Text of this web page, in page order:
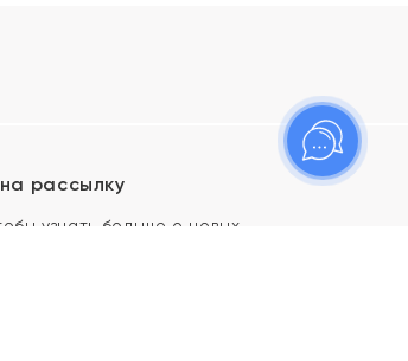
рассылку
узнать больше о новых